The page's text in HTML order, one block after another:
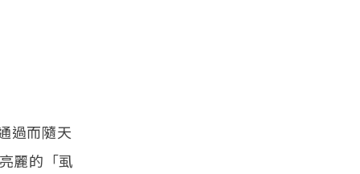
過而隨天
麗的「虱